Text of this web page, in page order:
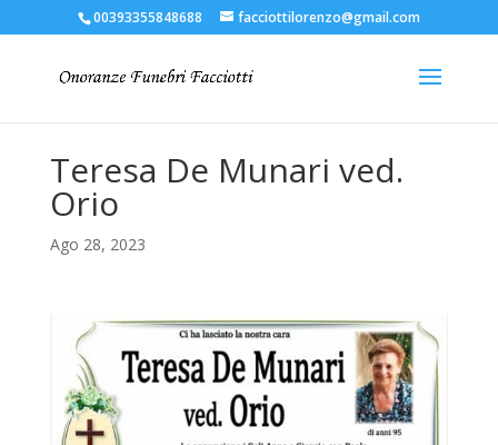
00393355848688 facciottilorenzo@gmail.com
Teresa De Munari ved.
Orio
Ago 28, 2023